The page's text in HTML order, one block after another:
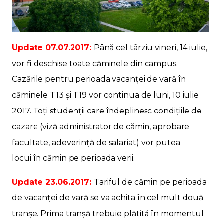
Update 07.07.2017: Până cel târziu vineri, 14 iulie,
vor fi deschise toate căminele din campus.
Cazările pentru perioada vacanței de vară în
căminele T13 și T19 vor continua de luni, 10 iulie
2017. Toți studenții care îndeplinesc condițiile de
cazare (viză administrator de cămin, aprobare
facultate, adeverință de salariat) vor putea
locui în cămin pe perioada verii.
Update 23.06.2017: Tariful de cămin pe perioada
de vacanței de vară se va achita în cel mult două
tranșe. Prima tranșă trebuie plătită în momentul